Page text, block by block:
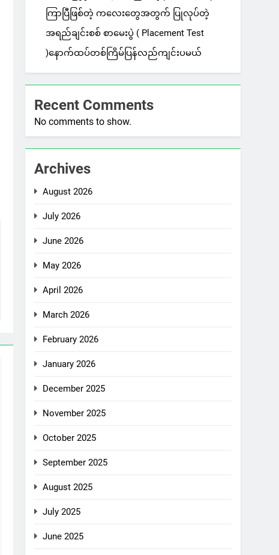
ကြာပြီဖြစ်တဲ့ ကလေးတွေအတွက် ပြုလုပ်တဲ့
အရည်ချင်းစစ် စာမေးပွဲ ( Placement Test
)နောက်ထပ်တစ်ကြိမ်ပြန်လည်ကျင်းပမယ်
Recent Comments
No comments to show.
Archives
August 2026
July 2026
June 2026
May 2026
April 2026
March 2026
February 2026
January 2026
December 2025
November 2025
October 2025
September 2025
August 2025
July 2025
June 2025